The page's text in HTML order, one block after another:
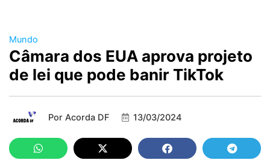
Mundo
Câmara dos EUA aprova projeto
de lei que pode banir TikTok
Por Acorda DF 13/03/2024